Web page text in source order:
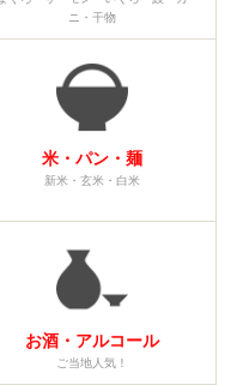
ニ・干物
米・パン・麺
新米・玄米・白米
お酒・アルコール
ご当地人気！